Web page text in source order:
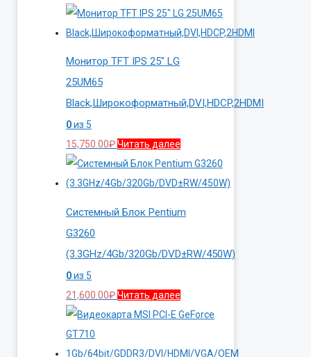
Монитор TFT IPS 25″ LG
25UM65
Black,Широкоформатный,DVI,HDCP,2HDMI
0из 5
15,750.00₽Читать далее
Системный Блок Pentium
G3260
(3.3GHz/4Gb/320Gb/DVD±RW/450W)
0из 5
21,600.00₽Читать далее